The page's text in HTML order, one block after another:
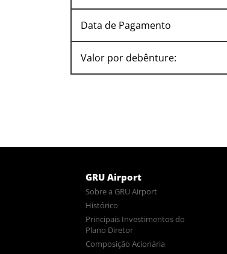
Data de Pagamento
Valor por debênture:
GRU Airport
Sobre a GRU Airport
Histórico
Principais Investimentos do
Plano Diretor
Composição Acionária